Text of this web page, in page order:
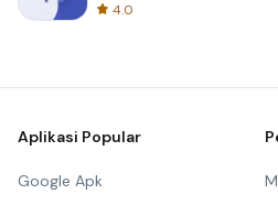
4.0
Aplikasi Popular
Google Apk